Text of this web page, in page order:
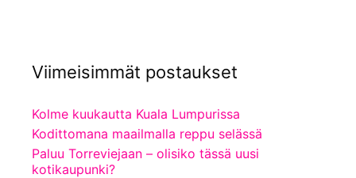
Viimeisimmät postaukset
Kolme kuukautta Kuala Lumpurissa
Kodittomana maailmalla reppu selässä
Paluu Torreviejaan – olisiko tässä uusi
kotikaupunki?